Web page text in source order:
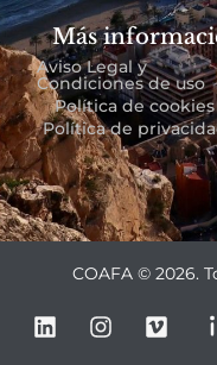
Más
Aviso Legal y
Condiciones de uso
Política de cookies
Política de
COAFA © 2026.